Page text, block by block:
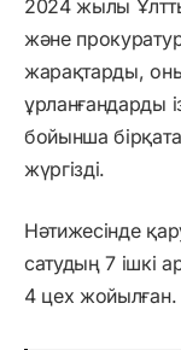
2024 жылы
және
жарақтарды,
ұрланғандарды
бойынша
жүргізді.
Нәтижесінде
сатудың 7 ішкі
4 цех жойылған.